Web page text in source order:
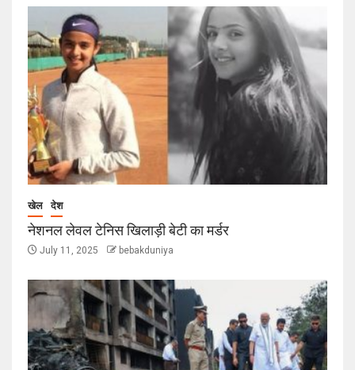
खेल देश
नेशनल लेवल टेनिस खिलाड़ी बेटी का मर्डर
July 11, 2025 bebakduniya